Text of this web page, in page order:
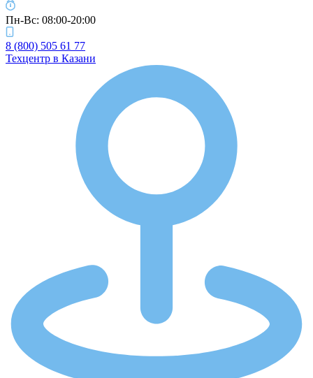
Пн-Вс: 08:00-20:00
8 (800) 505 61 77
Техцентр в Казани